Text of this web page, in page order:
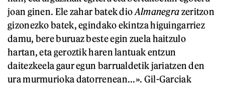
joan ginen. Ele zahar batek dioAlmanegrazeritzon
gizonezko batek, egindako ekintza higuingarriez
damu, bere buruaz beste egin zuela haitzulo
hartan, eta geroztik haren lantuak entzun
daitezkeela gaur egun barrualdetik jariatzen den
ura murmurioka datorrenean...». Gil-Garciak